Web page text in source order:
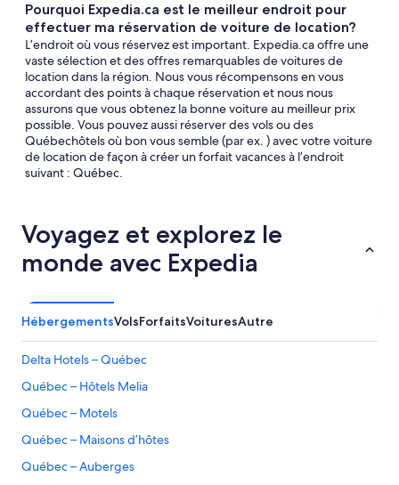
Pourquoi Expedia.ca est le meilleur endroit pour
effectuer ma réservation de voiture de location?
L’endroit où vous réservez est important. Expedia.ca offre une
vaste sélection et des offres remarquables de voitures de
location dans la région. Nous vous récompensons en vous
accordant des points à chaque réservation et nous nous
assurons que vous obtenez la bonne voiture au meilleur prix
possible. Vous pouvez aussi réserver des vols ou des
Québechôtels où bon vous semble (par ex. ) avec votre voiture
de location de façon à créer un forfait vacances à l’endroit
suivant : Québec.
Voyagez et explorez le
monde avec Expedia
HébergementsVolsForfaitsVoituresAutre
Delta Hotels – Québec
Québec – Hôtels Melia
Québec – Motels
Québec – Maisons d’hôtes
Québec – Auberges